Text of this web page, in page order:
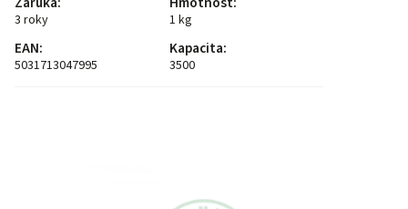
3 roky 1 kg
EAN:
5031713047995
Kapacita:
3500